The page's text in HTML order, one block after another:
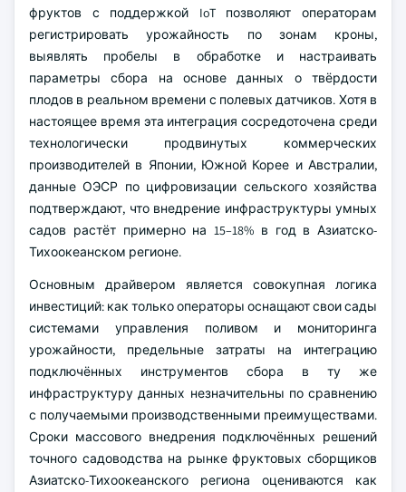
фруктов с поддержкой IoT позволяют операторам
регистрировать урожайность по зонам кроны,
выявлять пробелы в обработке и настраивать
параметры сбора на основе данных о твёрдости
плодов в реальном времени с полевых датчиков. Хотя в
настоящее время эта интеграция сосредоточена среди
технологически продвинутых коммерческих
производителей в Японии, Южной Корее и Австралии,
данные ОЭСР по цифровизации сельского хозяйства
подтверждают, что внедрение инфраструктуры умных
садов растёт примерно на 15–18% в год в Азиатско-
Тихоокеанском регионе.
Основным драйвером является совокупная логика
инвестиций: как только операторы оснащают свои сады
системами управления поливом и мониторинга
урожайности, предельные затраты на интеграцию
подключённых инструментов сбора в ту же
инфраструктуру данных незначительны по сравнению
с получаемыми производственными преимуществами.
Сроки массового внедрения подключённых решений
точного садоводства на рынке фруктовых сборщиков
Азиатско-Тихоокеанского региона оцениваются как